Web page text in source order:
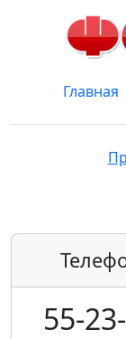
Главная
55-